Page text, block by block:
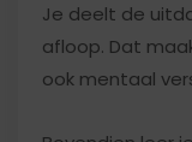
Je deelt de
afloop. Dat
ook mentaal